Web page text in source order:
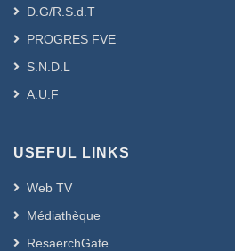
D.G/R.S.d.T
PROGRES FVE
S.N.D.L
A.U.F
USEFUL LINKS
Web TV
Médiathèque
ResaerchGate